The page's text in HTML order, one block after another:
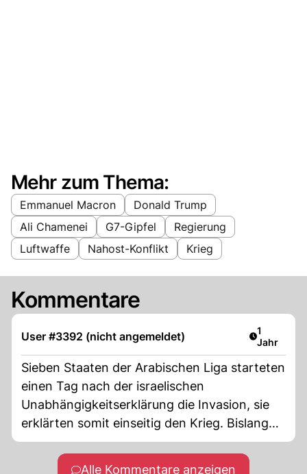
Mehr zum Thema:
Emmanuel Macron
Donald Trump
Ali Chamenei
G7-Gipfel
Regierung
Luftwaffe
Nahost-Konflikt Krieg
Kommentare
User #3392 (nicht angemeldet) Artikel
1
Jahr
Sieben Staaten der Arabischen Liga starteten
einen Tag nach der israelischen
Unabhängigkeitserklärung die Invasion, sie
erklärten somit einseitig den Krieg. Bislang
formal zurückgenommen nur per
Friedensabkommen mit Jordanien und
Alle Kommentare anzeigen